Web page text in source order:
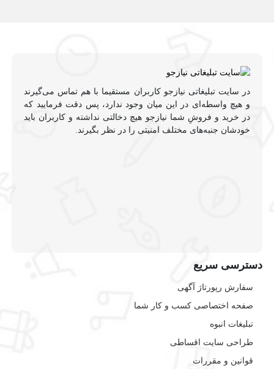
در سایت تبلیغاتی نیازجو کاربران مستقیما با هم تماس می‌گیرند
و هیچ واسطه‌ای در این میان وجود ندارد، پس دقت فرمایید که
در خرید و فروشِ شما نیازجو هیچ دخالتی نداشته و کاربران باید
خودشان جنبه‌های مختلف امنیتی را در نظر بگیرند.
دسترسی سریع
سفارش رپورتاژ آگهی
صفحه اختصاصی کسب و کار شما
تبلیغات انبوه
طراحی سایت اقساطی
قوانین و مقررات